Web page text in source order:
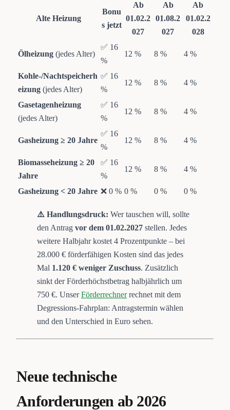
Alte Heizung
Bonu
s jetzt
Ab
01.02.2
027
Ab
01.08.2
027
Ab
01.02.2
028
Ölheizung (jedes Alter)
✅ 16
%
12 % 8 % 4 %
Kohle-/Nachtspeicherh
eizung (jedes Alter)
✅ 16
%
12 % 8 % 4 %
Gasetagenheizung
(jedes Alter)
✅ 16
%
12 % 8 % 4 %
Gasheizung ≥ 20 Jahre
✅ 16
%
12 % 8 % 4 %
Biomasseheizung ≥ 20
Jahre
✅ 16
%
12 % 8 % 4 %
Gasheizung < 20 Jahre ❌ 0 % 0 % 0 % 0 %
⚠️ Handlungsdruck: Wer tauschen will, sollte
den Antrag vor dem 01.02.2027 stellen. Jedes
weitere Halbjahr kostet 4 Prozentpunkte – bei
28.000 € förderfähigen Kosten sind das jedes
Mal 1.120 € weniger Zuschuss. Zusätzlich
sinkt der Förderhöchstbetrag halbjährlich um
750 €. UnserFörderrechnerrechnet mit dem
Degressions-Fahrplan: Antragstermin wählen
und den Unterschied in Euro sehen.
Neue technische
Anforderungen ab 2026